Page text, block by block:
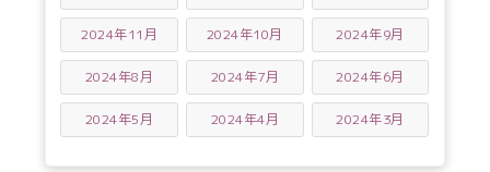
2024年11月 2024年10月 2024年9月
2024年8月 2024年7月 2024年6月
2024年5月 2024年4月 2024年3月